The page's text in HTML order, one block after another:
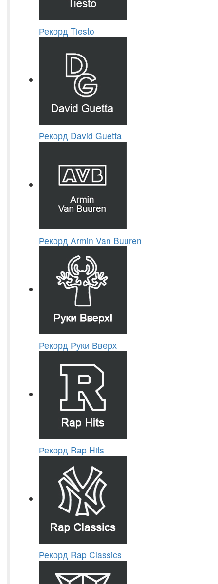
Рекорд Tiesto
Рекорд David Guetta
Рекорд Armin Van Buuren
Рекорд Руки Вверх
Рекорд Rap Hits
Рекорд Rap Classics